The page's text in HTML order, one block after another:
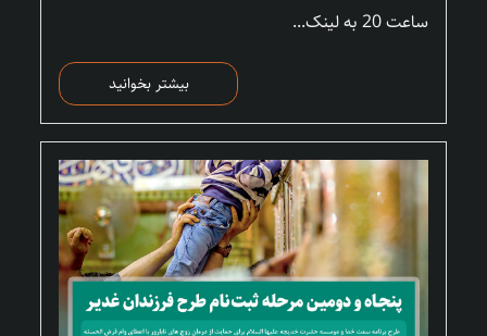
ساعت 20 به لینک...
بیشتر بخوانید